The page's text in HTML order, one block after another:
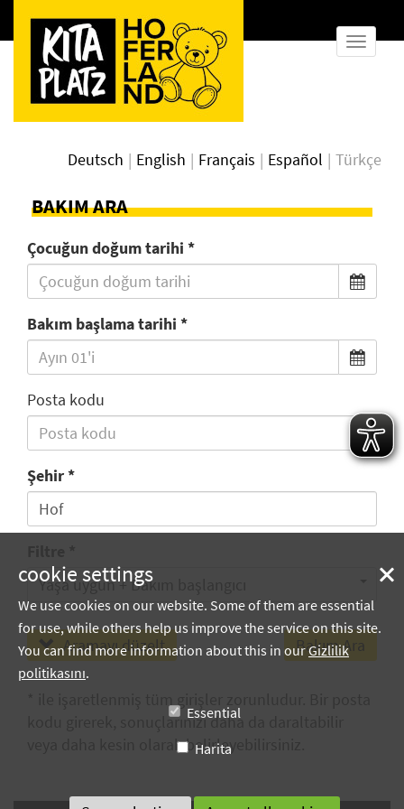
Deutsch English Français Español Türkçe
BAKIM ARA
Çocuğun doğum tarihi
Bakım başlama tarihi
Posta kodu
Şehir
Yaşa uygun + Bakım başlangıcı
Aramayı düzelt
kodu girerek, sonuçlarınızı daha da daraltabilir
veya daha kesin olarak belirleyebilirsiniz.
cookie settings
We use cookies on our website. Some of them are essential
for use, while others help us improve the service on this site.
You can find more information about this in ourGizlilik
politikasını.
Essential
Harita